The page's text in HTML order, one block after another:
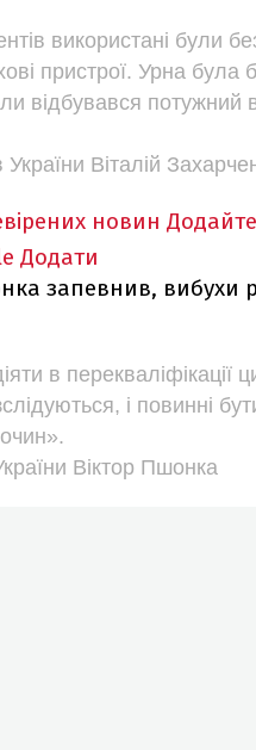
використані були
пристрої. Урна була
відбувався потужний
Віталій
новин
Додати
запевнив, вибухи
в перекваліфікації
і повинні
Віктор Пшонка